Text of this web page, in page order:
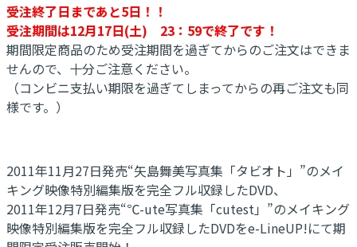
受注終了日まであと5日！！
受注期間は12月17日(土) 23：59で終了です！
期間限定商品のため受注期間を過ぎてからのご注文はできま
せんので、十分ご注意ください。
（コンビニ支払い期限を過ぎてしまってからの再ご注文も同
様です。）
2011年11月27日発売“矢島舞美写真集「タビオト」”のメイ
キング映像特別編集版を完全フル収録したDVD、
2011年12月7日発売“℃-ute写真集「cutest」”のメイキング
映像特別編集版を完全フル収録したDVDをe-LineUP!にて期